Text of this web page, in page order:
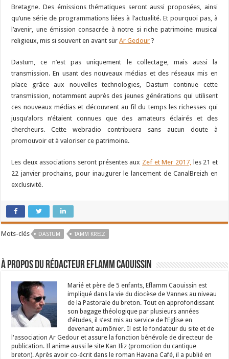
Bretagne. Des émissions thématiques seront aussi proposées, ainsi
qu’une série de programmations liées à l’actualité. Et pourquoi pas, à
l’avenir, une émission consacrée à notre si riche patrimoine musical
religieux, mis si souvent en avant surAr Gedour ?
Dastum, ce n’est pas uniquement le collectage, mais aussi la
transmission. En usant des nouveaux médias et des réseaux mis en
place grâce aux nouvelles technologies, Dastum continue cette
transmission, notamment auprès des jeunes générations qui utilisent
ces nouveaux médias et découvrent au fil du temps les richesses qui
jusqu’alors n’étaient connues que des amateurs éclairés et des
chercheurs. Cette webradio contribuera sans aucun doute à
promouvoir et à valoriser ce patrimoine.
Les deux associations seront présentes aux Zef et Mer 2017, les 21 et
22 janvier prochains, pour inaugurer le lancement de CanalBreizh en
exclusivité.
Mots-clés DASTUM TAMM KREIZ
À propos du rédacteur Eflamm Caouissin
Marié et père de 5 enfants, Eflamm Caouissin est
impliqué dans la vie du diocèse de Vannes au niveau
de la Pastorale du breton. Tout en approfondissant
son bagage théologique par plusieurs années
d’études, il s’est mis au service de l’Eglise en
devenant aumônier. Il est le fondateur du site et de
l'association Ar Gedour et assure la fonction bénévole de directeur de
publication. Il anime aussi le site Kan Iliz (promotion du cantique
breton). Après avoir co-écrit dans le roman Havana Café, il a publié en